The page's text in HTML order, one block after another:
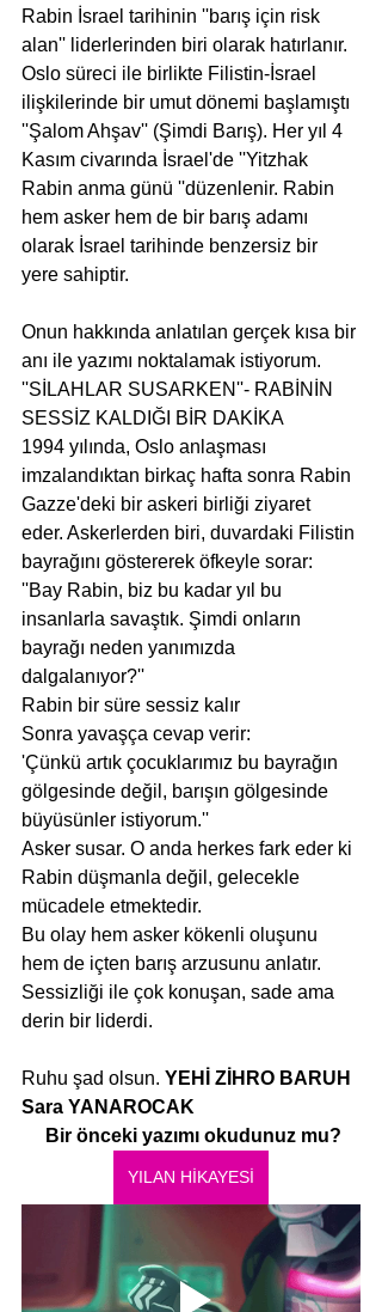
Rabin İsrael tarihinin ''barış için risk
alan'' liderlerinden biri olarak hatırlanır.
Oslo süreci ile birlikte Filistin-İsrael
ilişkilerinde bir umut dönemi başlamıştı
''Şalom Ahşav'' (Şimdi Barış). Her yıl 4
Kasım civarında İsrael'de ''Yitzhak
Rabin anma günü ''düzenlenir. Rabin
hem asker hem de bir barış adamı
olarak İsrael tarihinde benzersiz bir
yere sahiptir.
Onun hakkında anlatılan gerçek kısa bir
anı ile yazımı noktalamak istiyorum.
''SİLAHLAR SUSARKEN''- RABİNİN
SESSİZ KALDIĞI BİR DAKİKA
1994 yılında, Oslo anlaşması
imzalandıktan birkaç hafta sonra Rabin
Gazze'deki bir askeri birliği ziyaret
eder. Askerlerden biri, duvardaki Filistin
bayrağını göstererek öfkeyle sorar:
''Bay Rabin, biz bu kadar yıl bu
insanlarla savaştık. Şimdi onların
bayrağı neden yanımızda
dalgalanıyor?''
Rabin bir süre sessiz kalır
Sonra yavaşça cevap verir:
'Çünkü artık çocuklarımız bu bayrağın
gölgesinde değil, barışın gölgesinde
büyüsünler istiyorum.''
Asker susar. O anda herkes fark eder ki
Rabin düşmanla değil, gelecekle
mücadele etmektedir.
Bu olay hem asker kökenli oluşunu
hem de içten barış arzusunu anlatır.
Sessizliği ile çok konuşan, sade ama
derin bir liderdi.
Ruhu şad olsun. YEHİ ZİHRO BARUH
Sara YANAROCAK
Bir önceki yazımı okudunuz mu?
YILAN HİKAYESİ